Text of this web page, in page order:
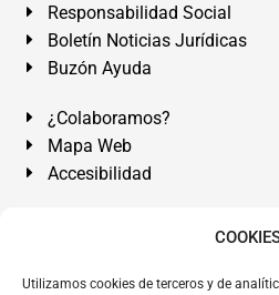
Utilizamos cookies de terceros y de
Responsabilidad Social
Boletín Noticias Jurídicas
Buzón Ayuda
¿Colaboramos?
Mapa Web
Accesibilidad
Álvarez Abogados Tenerife:
de Tenerife. Islas Canarias.